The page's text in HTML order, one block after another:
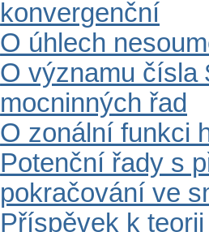
konvergenční
O úhlech
O významu čísla
mocninných řad
O zonální funkci
Potenční řady s
pokračování ve
Příspěvek k